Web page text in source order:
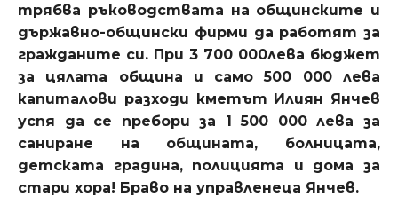
трябва ръководствата на общинските и
държавно-общински фирми да работят за
гражданите си. При 3 700 000лева бюджет
за цялата община и само 500 000 лева
капиталови разходи кметът Илиян Янчев
успя да се пребори за 1 500 000 лева за
саниране на общината, болницата,
детската градина, полицията и дома за
стари хора! Браво на управленеца Янчев.